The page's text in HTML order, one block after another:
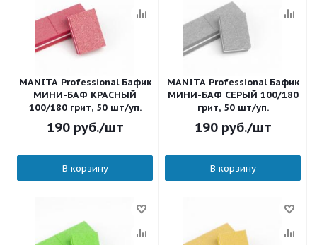
MANITA Professional Бафик
МИНИ-БАФ КРАСНЫЙ
100/180 грит, 50 шт/уп.
190руб./шт
В корзину
MANITA Professional Бафик
МИНИ-БАФ СЕРЫЙ 100/180
грит, 50 шт/уп.
190руб./шт
В корзину